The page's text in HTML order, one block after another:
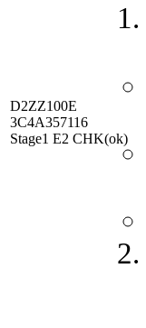
D2ZZ100E
3C4A357116
Stage1 E2 CHK(ok)